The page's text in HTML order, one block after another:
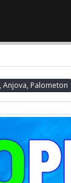
Anjova, Palometon